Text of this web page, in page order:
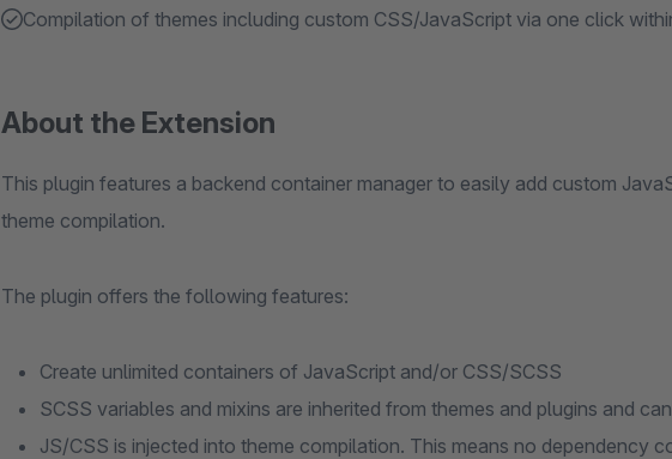
Compilation of themes including custom CSS/JavaScript via one click
About the Extension
This plugin features a backend container manager to easily add custom
theme compilation.
The plugin offers the following features:
Create unlimited containers of JavaScript and/or CSS/SCSS
SCSS variables and mixins are inherited from themes and plugins and
JS/CSS is injected into theme compilation. This means no dependency